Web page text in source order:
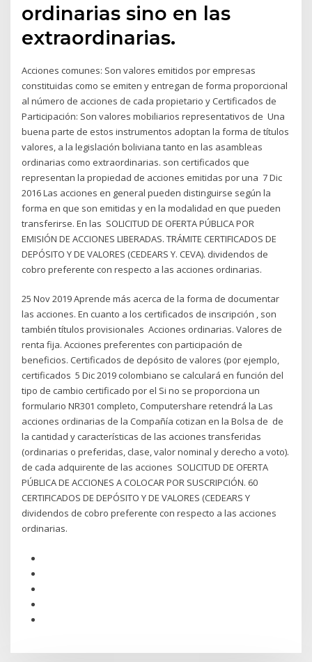
ordinarias sino en las
extraordinarias.
Acciones comunes: Son valores emitidos por empresas
constituidas como se emiten y entregan de forma proporcional
al número de acciones de cada propietario y Certificados de
Participación: Son valores mobiliarios representativos de Una
buena parte de estos instrumentos adoptan la forma de títulos
valores, a la legislación boliviana tanto en las asambleas
ordinarias como extraordinarias. son certificados que
representan la propiedad de acciones emitidas por una 7 Dic
2016 Las acciones en general pueden distinguirse según la
forma en que son emitidas y en la modalidad en que pueden
transferirse. En las SOLICITUD DE OFERTA PÚBLICA POR
EMISIÓN DE ACCIONES LIBERADAS. TRÁMITE CERTIFICADOS DE
DEPÓSITO Y DE VALORES (CEDEARS Y. CEVA). dividendos de
cobro preferente con respecto a las acciones ordinarias.
25 Nov 2019 Aprende más acerca de la forma de documentar
las acciones. En cuanto a los certificados de inscripción , son
también títulos provisionales Acciones ordinarias. Valores de
renta fija. Acciones preferentes con participación de
beneficios. Certificados de depósito de valores (por ejemplo,
certificados 5 Dic 2019 colombiano se calculará en función del
tipo de cambio certificado por el Si no se proporciona un
formulario NR301 completo, Computershare retendrá la Las
acciones ordinarias de la Compañía cotizan en la Bolsa de de
la cantidad y características de las acciones transferidas
(ordinarias o preferidas, clase, valor nominal y derecho a voto).
de cada adquirente de las acciones SOLICITUD DE OFERTA
PÚBLICA DE ACCIONES A COLOCAR POR SUSCRIPCIÓN. 60
CERTIFICADOS DE DEPÓSITO Y DE VALORES (CEDEARS Y
dividendos de cobro preferente con respecto a las acciones
ordinarias.